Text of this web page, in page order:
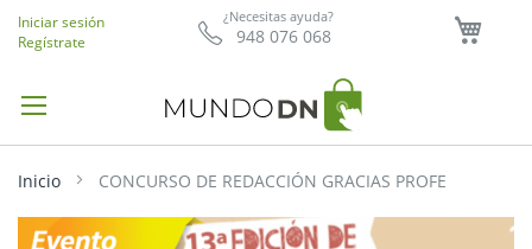
¿Necesitas ayuda?
948 076 068
Iniciar sesión
Regístrate
Inicio CONCURSO DE REDACCIÓN GRACIAS PROFE
Saltar